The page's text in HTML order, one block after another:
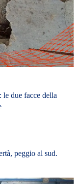
due facce della
peggio al sud.